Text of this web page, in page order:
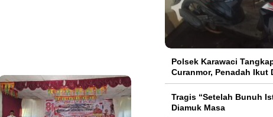
Polsek Karawaci
Curanmor, Penadah Ikut
Tragis “Setelah Bunuh
Diamuk Masa